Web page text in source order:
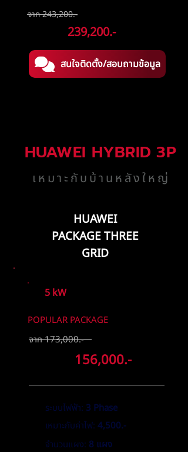
จาก 243,200.-
239,200.-
สนใจติดตั้ง/สอบถามข้อมูล
HUAWEI HYBRID 3P
เหมาะกับบ้านหลังใหญ่
HUAWEI
PACKAGE THREE
GRID
5 kW
POPULAR PACKAGE
จาก 173,000.-
156,000.-
ระบบไฟฟ้า: 3 Phase
เหมาะกับค่าไฟ: 4,500.-
จำนวนแผง: 8 แผง